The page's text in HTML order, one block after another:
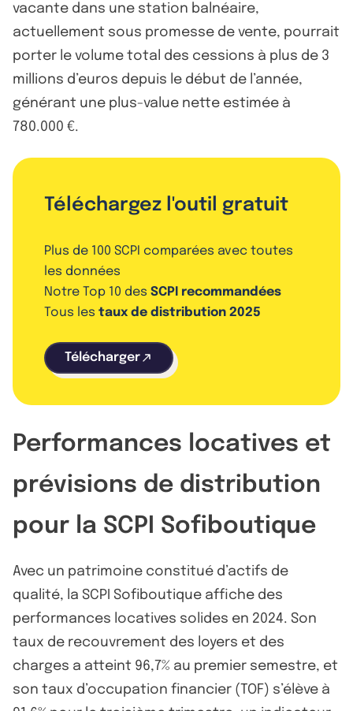
vacante dans une station balnéaire,
actuellement sous promesse de vente, pourrait
porter le volume total des cessions à plus de 3
millions d’euros depuis le début de l’année,
générant une plus-value nette estimée à
780.000 €.
Téléchargez l'outil gratuit
Plus de 100 SCPI comparées avec toutes
les données
Notre Top 10 des SCPI recommandées
Tous les taux de distribution 2025
Télécharger
Performances locatives et
prévisions de distribution
pour la SCPI Sofiboutique
Avec un patrimoine constitué d’actifs de
qualité, la SCPI Sofiboutique affiche des
performances locatives solides en 2024. Son
taux de recouvrement des loyers et des
charges a atteint 96,7% au premier semestre, et
son taux d’occupation financier (TOF) s’élève à